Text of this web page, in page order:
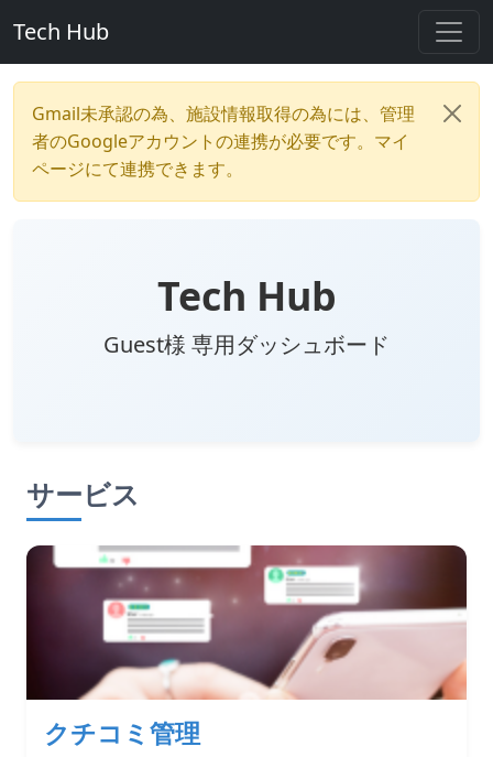
Tech Hub
Gmail未承認の為、施設情報取得の為には、管理
者のGoogleアカウントの連携が必要です。マイ
ページにて連携できます。
Tech Hub
Guest様 専用ダッシュボード
サービス
クチコミ管理